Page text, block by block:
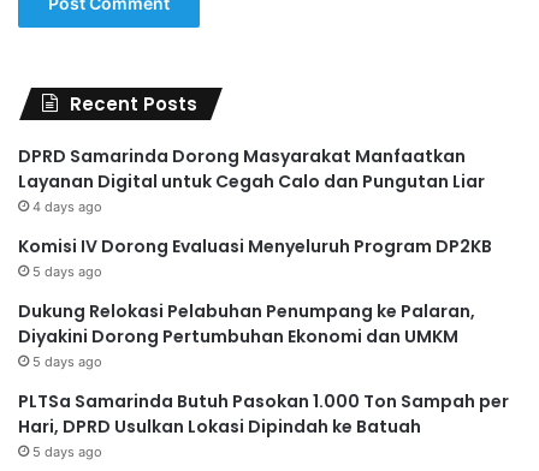
Recent Posts
DPRD Samarinda Dorong Masyarakat Manfaatkan
Layanan Digital untuk Cegah Calo dan Pungutan Liar
4 days ago
Komisi IV Dorong Evaluasi Menyeluruh Program DP2KB
5 days ago
Dukung Relokasi Pelabuhan Penumpang ke Palaran,
Diyakini Dorong Pertumbuhan Ekonomi dan UMKM
5 days ago
PLTSa Samarinda Butuh Pasokan 1.000 Ton Sampah per
Hari, DPRD Usulkan Lokasi Dipindah ke Batuah
5 days ago